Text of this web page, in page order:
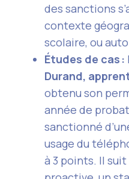
des sanctions
contexte
scolaire, ou
Études de cas :
Durand,
obtenu son
année de
sanctionné
usage du
à 3 points. Il